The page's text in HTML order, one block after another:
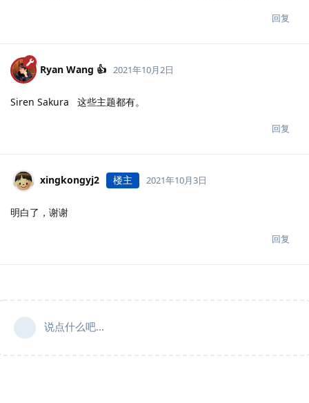
回复
Ryan Wang 👍 2021年10月2日
Siren Sakura 这些主题都有。
回复
xingkongyj2 楼主 2021年10月3日
明白了，谢谢
回复
说点什么吧...